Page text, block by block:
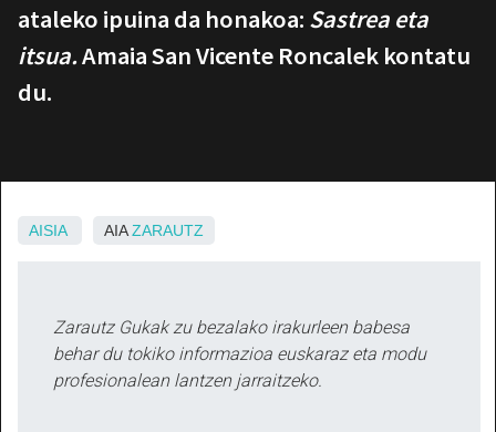
ataleko ipuina da honakoa: Sastrea eta
itsua.Amaia San Vicente Roncalek kontatu
du.
AISIA AIAZARAUTZ
Zarautz Gukak zu bezalako irakurleen babesa
behar du tokiko informazioa euskaraz eta modu
profesionalean lantzen jarraitzeko.